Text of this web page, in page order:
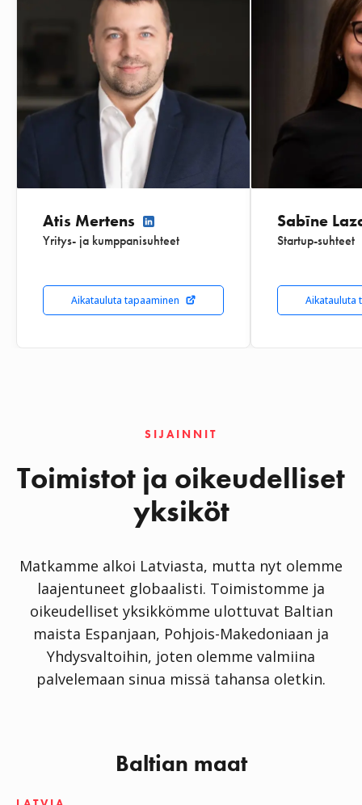
Atis Mertens
Yritys- ja kumppanisuhteet
Aikatauluta tapaaminen
Sabīne
Startup-suhteet
Aikatauluta
SIJAINNIT
Toimistot ja oikeudelliset
yksiköt
Matkamme alkoi Latviasta, mutta nyt olemme
laajentuneet globaalisti. Toimistomme ja
oikeudelliset yksikkömme ulottuvat Baltian
maista Espanjaan, Pohjois-Makedoniaan ja
Yhdysvaltoihin, joten olemme valmiina
palvelemaan sinua missä tahansa oletkin.
Baltian maat